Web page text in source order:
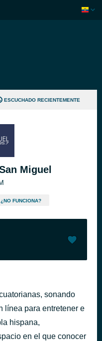
ESCUCHADO RECIENTEMENTE
Miguel
¿NO FUNCIONA?
sonando
línea para entretener e
hispana,
en el que conocer